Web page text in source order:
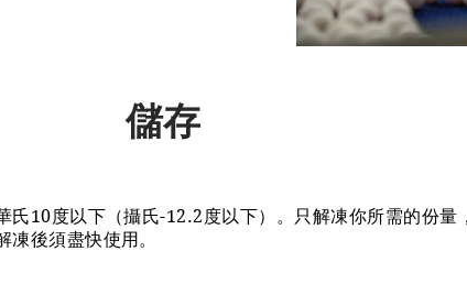
儲存
氏10度以下（攝氏-12.2度以下）。只解凍你所需的份量
後須盡快使用。